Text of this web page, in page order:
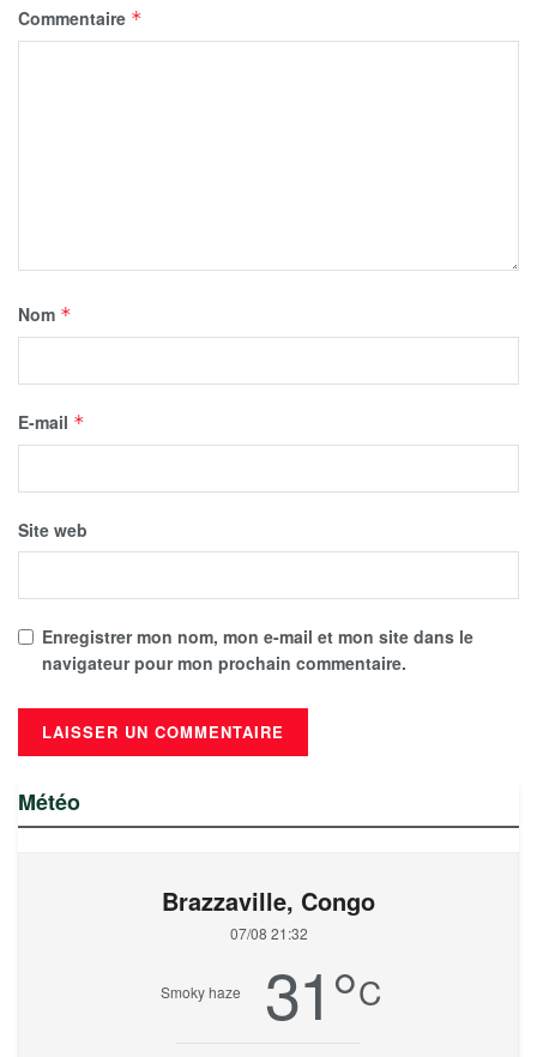
Commentaire *
Nom *
E-mail *
Site web
Enregistrer mon nom, mon e-mail et mon site dans le
navigateur pour mon prochain commentaire.
Météo
Brazzaville, Congo
07/08 21:32
Smoky haze 31°C